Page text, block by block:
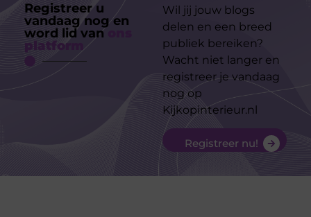
Registreer u
vandaag nog en
word lid van
platform
Wil jij jouw blogs
delen en een breed
publiek bereiken?
Wacht niet langer en
registreer je vandaag
nog op
Kijkopinterieur.nl
Registreer nu!